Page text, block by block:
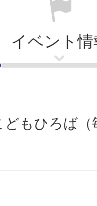
イベント
どもひろば